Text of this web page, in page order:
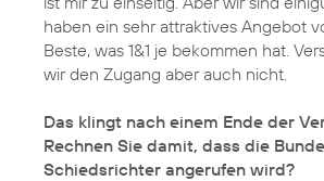
haben ein sehr attraktives Angebot
Beste, was 1&1 je bekommen hat.
wir den Zugang aber auch nicht.
Das klingt nach einem Ende der
Rechnen Sie damit, dass die
Schiedsrichter angerufen wird?